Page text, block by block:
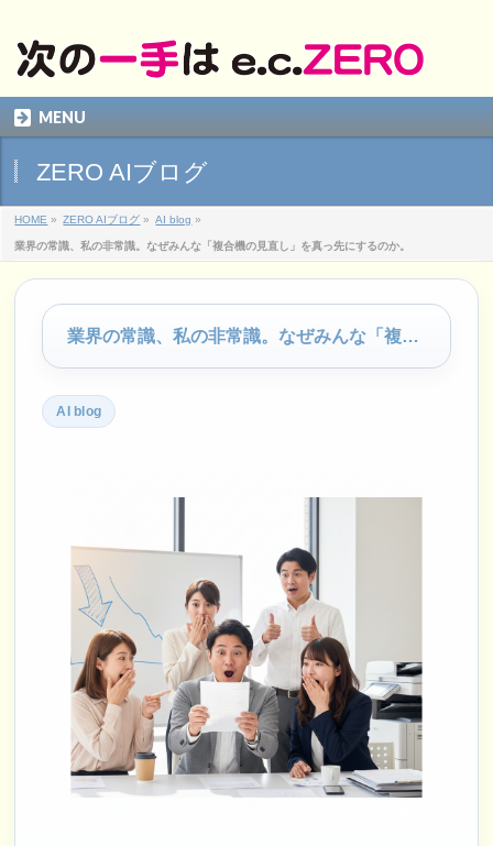
MENU
ZERO AIブログ
HOME » ZERO AIブログ » AI blog »
業界の常識、私の非常識。なぜみんな「複合機の見直し」を真っ先にするのか。
業界の常識、私の非常識。なぜみんな「複合機の見直し」を真っ先にするのか。
AI blog